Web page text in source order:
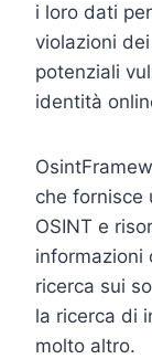
i loro dati
violazioni
potenziali
identità
che fornisce
OSINT e
informazioni
ricerca sui
la ricerca di
molto altro.